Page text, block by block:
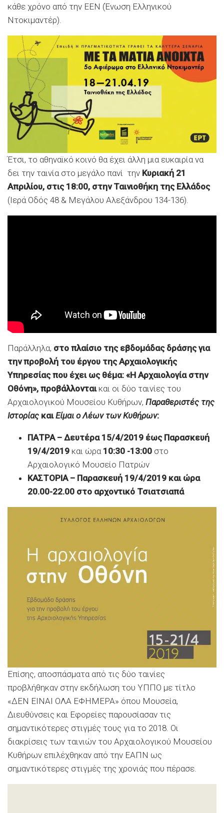
κάθε χρόνο από την ΕΕΝ (Ένωση Ελληνικού
Ντοκιμαντέρ).
Έτσι, το αθηναϊκό κοινό θα έχει άλλη μια ευκαιρία να
δει την ταινία στο μεγάλο πανί την Κυριακή 21
Απριλίου, στις 18:00, στην Ταινιοθήκη της Ελλάδος
(Ιερά Οδός 48 & Μεγάλου Αλεξάνδρου 134-136).
Παράλληλα, στο πλαίσιο της εβδομάδας δράσης για
την προβολή του έργου της Αρχαιολογικής
Υπηρεσίας που έχει ως θέμα: «Η Αρχαιολογία στην
Οθόνη», προβάλλονταικαι οι δύο ταινίες του
Αρχαιολογικού Μουσείου Κυθήρων, Παραθεριστές της
Ιστορίας καιΕίμαι ο Λέων των Κυθήρων:
ΠΑΤΡΑ– Δευτέρα 15/4/2019 έως Παρασκευή
19/4/2019 και ώρα 10:30 -13:00 στο
Αρχαιολογικό Μουσείο Πατρών
ΚΑΣΤΟΡΙΑ– Παρασκευή 19/4/2019 και ώρα
20.00-22.00 στο αρχοντικό Τσιατσιαπά
Επίσης, αποσπάσματα από τις δύο ταινίες
προβλήθηκαν στην εκδήλωση του ΥΠΠΟ με τίτλο
«ΔΕΝ ΕΙΝΑΙ ΟΛΑ ΕΦΗΜΕΡΑ» όπου Μουσεία,
Διευθύνσεις και Εφορείες παρουσίασαν τις
σημαντικότερες στιγμές τους για το 2018. Οι
διακρίσεις των ταινιών του Αρχαιολογικού Μουσείου
Κυθήρων επιλέχθηκαν από την ΕΑΠΝ ως
σημαντικότερες στιγμές της χρονιάς που πέρασε.